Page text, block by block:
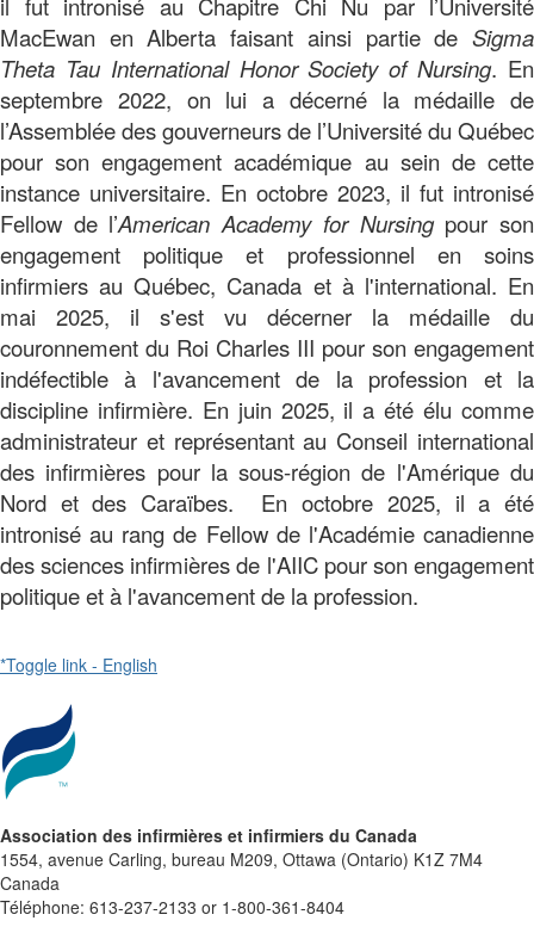
il fut intronisé au Chapitre Chi Nu par l’Université
MacEwan en Alberta faisant ainsi partie de Sigma
Theta Tau International Honor Society of Nursing. En
septembre 2022, on lui a décerné la médaille de
l’Assemblée des gouverneurs de l’Université du Québec
pour son engagement académique au sein de cette
instance universitaire. En octobre 2023, il fut intronisé
Fellow de l’American Academy for Nursing pour son
engagement politique et professionnel en soins
infirmiers au Québec, Canada et à l'international. En
mai 2025, il s'est vu décerner la médaille du
couronnement du Roi Charles III pour son engagement
indéfectible à l'avancement de la profession et la
discipline infirmière. En juin 2025, il a été élu comme
administrateur et représentant au Conseil international
des infirmières pour la sous-région de l'Amérique du
Nord et des Caraïbes. En octobre 2025, il a été
intronisé au rang de Fellow de l'Académie canadienne
des sciences infirmières de l'AIIC pour son engagement
politique et à l'avancement de la profession.
*Toggle link - English
Association des infirmières et infirmiers du Canada
1554, avenue Carling, bureau M209, Ottawa (Ontario) K1Z 7M4
Canada
Téléphone: 613-237-2133 or 1-800-361-8404